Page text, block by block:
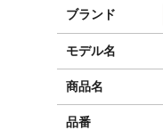
ブランド
モデル名
商品名
品番